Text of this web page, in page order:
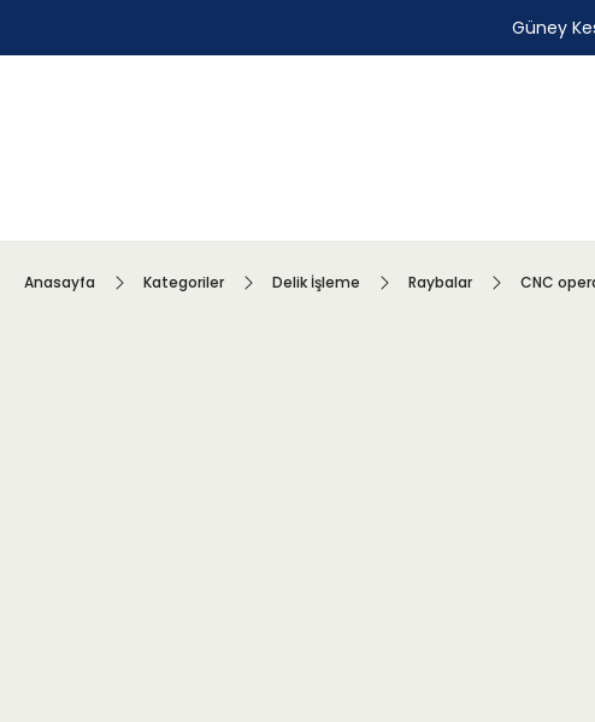
Güney
Anasayfa Kategoriler Delik İşleme Raybalar CNC